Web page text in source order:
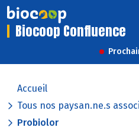
Biocoop Confluence
Accueil
Tous nos paysan.ne.s
Probiolor